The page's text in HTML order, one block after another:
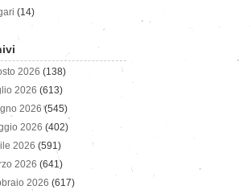
(14)
2026 (138)
2026 (613)
2026 (545)
2026 (402)
2026 (591)
2026 (641)
2026 (617)